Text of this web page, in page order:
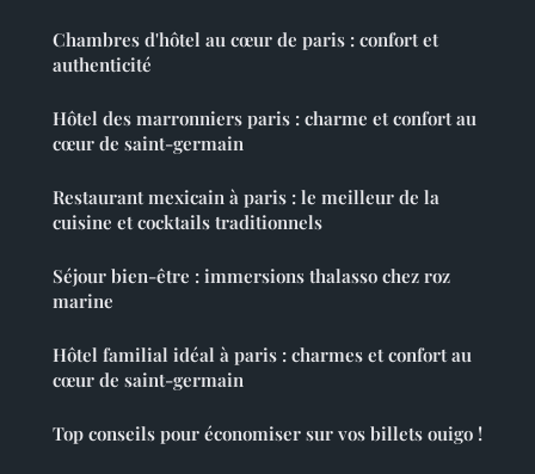
Chambres d'hôtel au cœur de paris : confort et
authenticité
Hôtel des marronniers paris : charme et confort au
cœur de saint-germain
Restaurant mexicain à paris : le meilleur de la
cuisine et cocktails traditionnels
Séjour bien-être : immersions thalasso chez roz
marine
Hôtel familial idéal à paris : charmes et confort au
cœur de saint-germain
Top conseils pour économiser sur vos billets ouigo !